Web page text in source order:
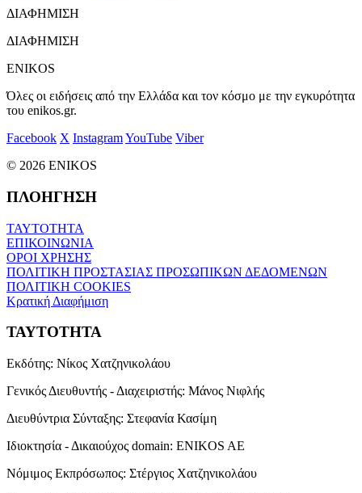
ΔΙΑΦΗΜΙΣΗ
ΔΙΑΦΗΜΙΣΗ
ENIKOS
Όλες οι ειδήσεις από την Ελλάδα και τον κόσμο με την εγκυρότητα
του enikos.gr.
Facebook X InstagramYouTube Viber
© 2026 ENIKOS
ΠΛΟΗΓΗΣΗ
ΤΑΥΤΟΤΗΤΑ
ΕΠΙΚΟΙΝΩΝΙΑ
ΟΡΟΙ ΧΡΗΣΗΣ
ΠΟΛΙΤΙΚΗ ΠΡΟΣΤΑΣΙΑΣ ΠΡΟΣΩΠΙΚΩΝ ΔΕΔΟΜΕΝΩΝ
ΠΟΛΙΤΙΚΗ COOKIES
Κρατική Διαφήμιση
ΤΑΥΤΟΤΗΤΑ
Εκδότης: Νίκος Χατζηνικολάου
Γενικός Διευθυντής - Διαχειριστής: Μάνος Νιφλής
Διευθύντρια Σύνταξης: Στεφανία Κασίμη
Ιδιοκτησία - Δικαιούχος domain: ENIKOS AE
Νόμιμος Εκπρόσωπος: Στέργιος Χατζηνικολάου